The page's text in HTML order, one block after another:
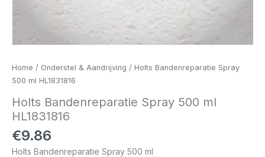
Home / Onderstel & Aandrijving / Holts Bandenreparatie Spray
500 ml HL1831816
Holts Bandenreparatie Spray 500 ml
HL1831816
€9.86
Holts Bandenreparatie Spray 500 ml